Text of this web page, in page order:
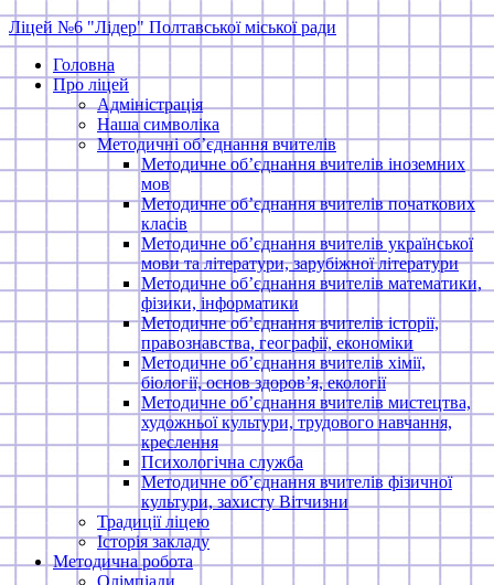
Skip
to
content
Ліцей №6 "Лідер" Полтавської міської ради
Головна
Про ліцей
Адміністрація
Наша символіка
Методичні об’єднання вчителів
Методичне об’єднання вчителів іноземних
мов
Методичне об’єднання вчителів початкових
класів
Методичне об’єднання вчителів української
мови та літератури, зарубіжної літератури
Методичне об’єднання вчителів математики,
фізики, інформатики
Методичне об’єднання вчителів історії,
правознавства, географії, економіки
Методичне об’єднання вчителів хімії,
біології, основ здоров’я, екології
Методичне об’єднання вчителів мистецтва,
художньої культури, трудового навчання,
креслення
Психологічна служба
Методичне об’єднання вчителів фізичної
культури, захисту Вітчизни
Традиції ліцею
Історія закладу
Методична робота
Олімпіади